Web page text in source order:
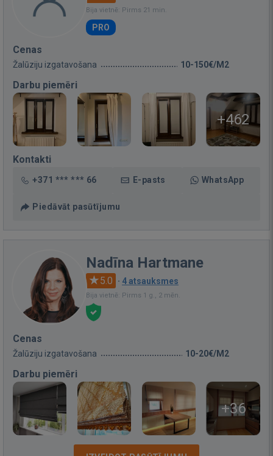
Bija vietnē: Pirms 21 min.
PRO
Cenas
Žalūziju izgatavošana 10-150€/M2
Darbu piemēri
+462
Kontakti
+371 *** *** 66 E-pasts WhatsApp
Piedāvāt pasūtījumu
Nadīna Hartmane
5.0 · 4 atsauksmes
Bija vietnē: Pirms 1 g., 2 mēn.
Cenas
Žalūziju izgatavošana 10-20€/M2
Darbu piemēri
+36